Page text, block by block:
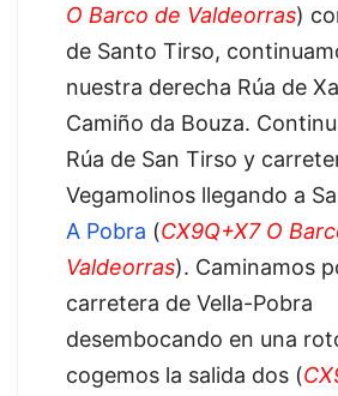
O Barco de Valdeorras)
de Santo Tirso,
nuestra derecha Rúa de
Camiño da Bouza.
Rúa de San Tirso y
Vegamolinos llegando a
A Pobra (CX9Q+X7 O
Valdeorras). Caminamos
carretera de Vella-Pobra
desembocando en una
cogemos la salida dos (